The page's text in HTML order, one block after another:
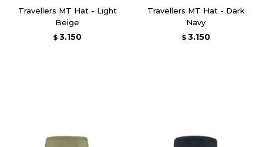
Travellers MT Hat - Light
Beige
$ 3.150
Travellers MT Hat - Dark
Navy
$ 3.150